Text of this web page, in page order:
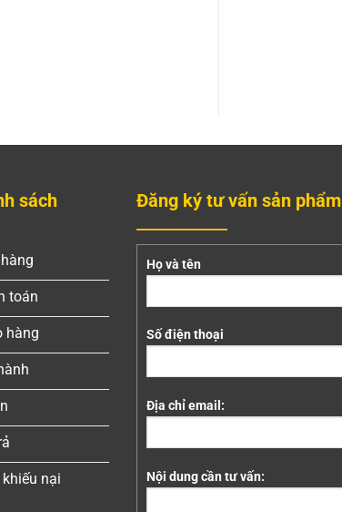
sách
toán
hàng
nại
Đăng ký tư vấn sản phẩm
Họ và tên
Số điện thoại
Địa chỉ email:
Nội dung cần tư vấn: